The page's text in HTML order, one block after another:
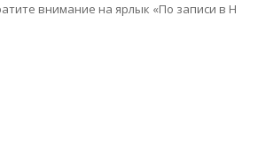
внимание на ярлык «По записи в H